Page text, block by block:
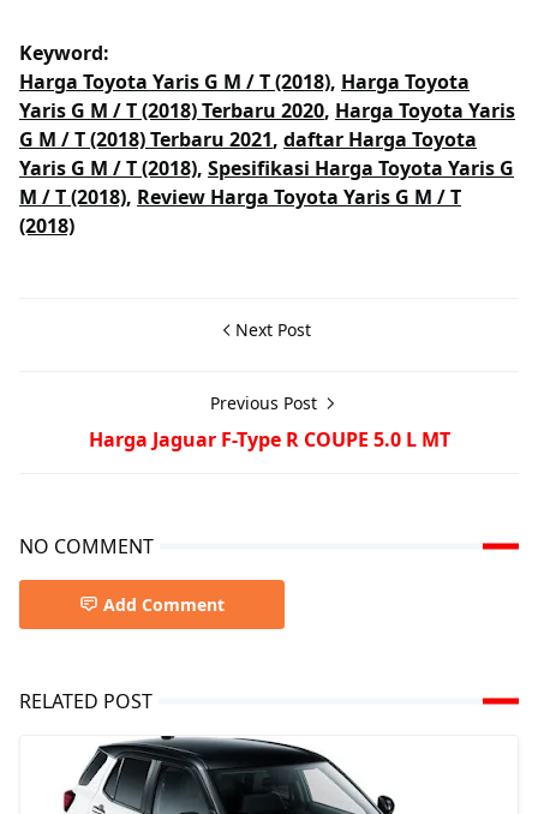
Keyword:
Harga Toyota Yaris G M / T (2018), Harga Toyota
Yaris G M / T (2018) Terbaru 2020, Harga Toyota Yaris
G M / T (2018) Terbaru 2021, daftar Harga Toyota
Yaris G M / T (2018), Spesifikasi Harga Toyota Yaris G
M / T (2018), Review Harga Toyota Yaris G M / T
(2018)
Next Post
Previous Post
Harga Jaguar F-Type R COUPE 5.0 L MT
NO COMMENT
Add Comment
RELATED POST